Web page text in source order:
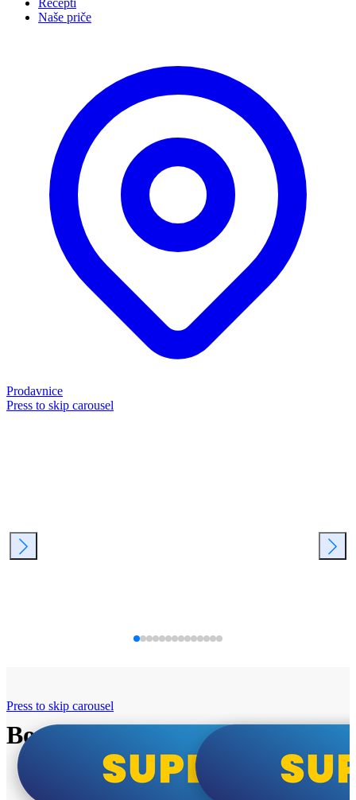
Recepti
Naše priče
Prodavnice
Press to skip carousel
Bosch super cene
Press to skip carousel